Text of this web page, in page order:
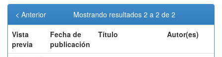
Mostrando resultados 2 a 2 de 2
< Anterior
Vista
previa
Fecha de
publicación
Título Autor(es)